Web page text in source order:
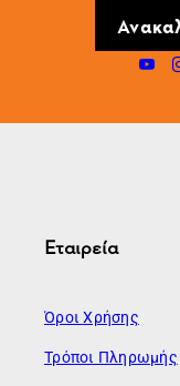
Εταιρεία
Όροι Χρήσης
Τρόποι Πληρωμής